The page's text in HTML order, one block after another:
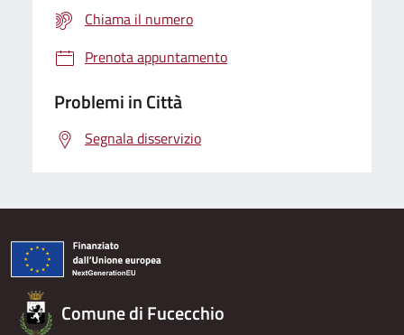
Chiama il numero
Prenota appuntamento
Problemi in Città
Segnala disservizio
Comune di Fucecchio